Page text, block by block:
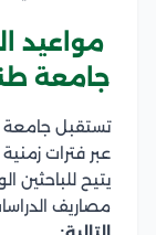
مواعيد
جامعة
تستقبل جامعة
عبر فترات
يتيح للباحثين
مصاريف